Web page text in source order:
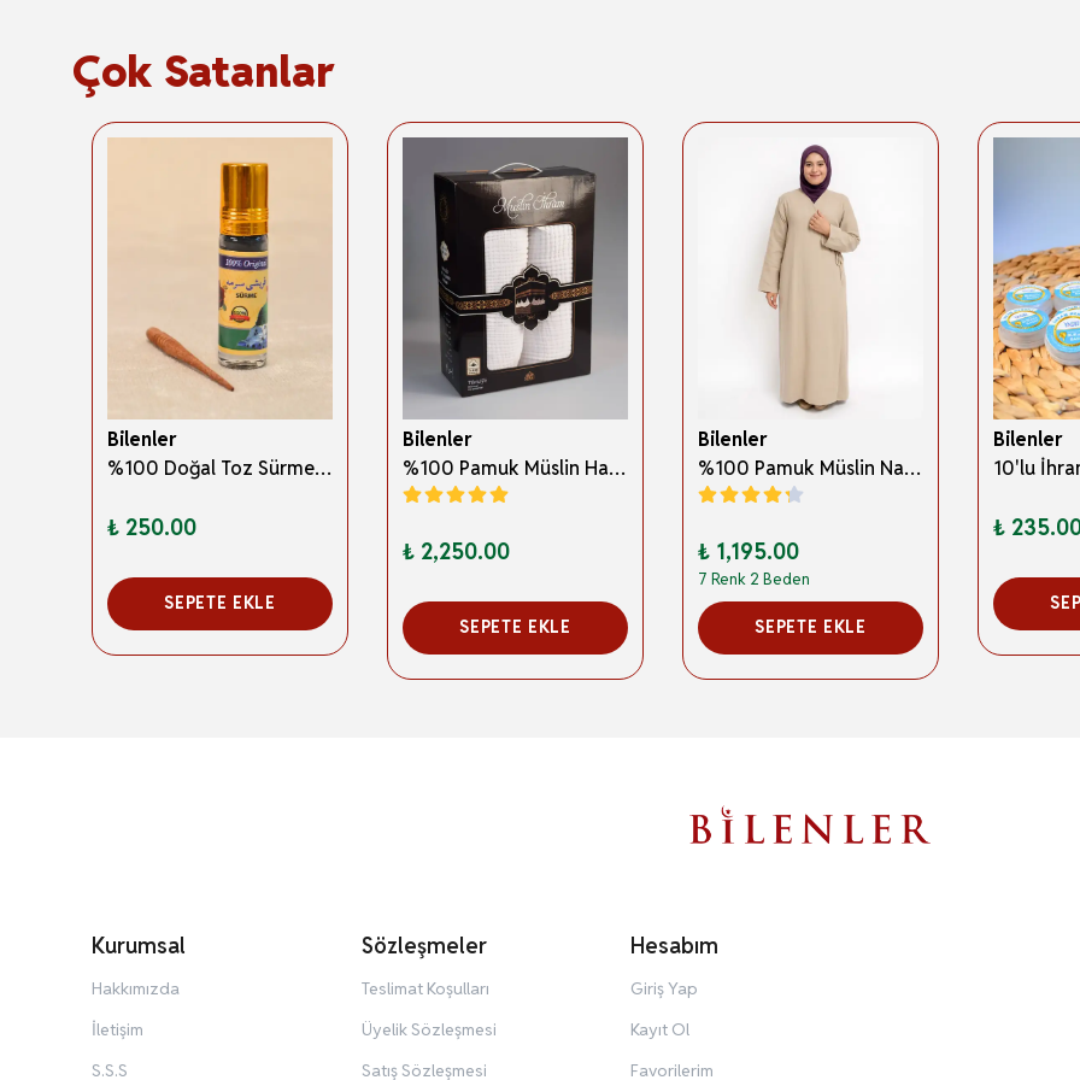
Çok Satanlar
Bilenler
%100 Doğal Toz Sürme + Ahşap Sürme Çubuğu | Geleneksel ve Orijinal Göz Sürmesi
₺ 250.00
SEPETE EKLE
Bilenler
%100 Pamuk Müslin Hac İhramı – Hafif; Dikişsiz ve Antibakteriyel
₺ 2,250.00
SEPETE EKLE
Bilenler
%100 Pamuk Müslin Namaz Elbisesi Yandan Bağlamalı -Terletmeyen Rahat Kumaş, 36-48 Beden, İbadet Kıyafeti
₺ 1,195.00
7 Renk 2 Beden
SEPETE EKLE
Bilenler
₺
Kurumsal
Hakkımızda
İletişim
S.S.S
Sözleşmeler
Teslimat Koşulları
Üyelik Sözleşmesi
Satış Sözleşmesi
Hesabım
Giriş Yap
Kayıt Ol
Favorilerim